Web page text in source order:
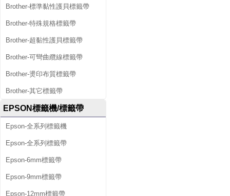
Brother-標準黏性護貝標籤帶
Brother-特殊規格標籤帶
Brother-超黏性護貝標籤帶
Brother-可彎曲纜線標籤帶
Brother-燙印布質標籤帶
Brother-其它標籤帶
EPSON標籤機/標籤帶
Epson-全系列標籤機
Epson-全系列標籤帶
Epson-6mm標籤帶
Epson-9mm標籤帶
Epson-12mm標籤帶